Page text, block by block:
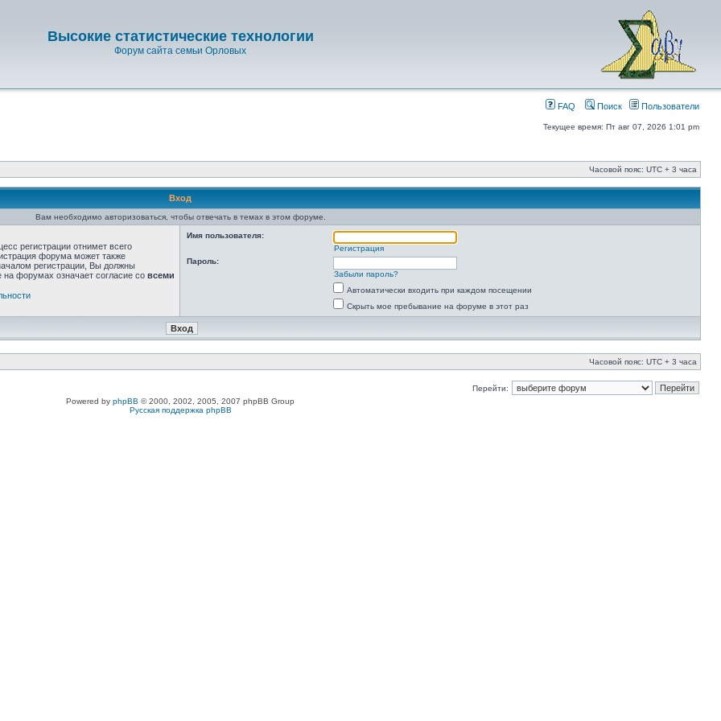
Высокие статистические технологии
Форум сайта семьи Орловых
FAQ Поиск Пользователи
Текущее время: Пт авг 07, 2026 1:01 pm
Часовой пояс: UTC + 3 часа
Вход
Вам необходимо авторизоваться, чтобы отвечать в темах в этом форуме.
регистрации отнимет всего
форума может также
регистрации, Вы должны
форумах означает согласие со всеми
Имя пользователя:
Регистрация
Пароль:
Забыли пароль?
Автоматически входить при каждом посещении
Скрыть мое пребывание на форуме в этот раз
Часовой пояс: UTC + 3 часа
Перейти:
Powered by phpBB © 2000, 2002, 2005, 2007 phpBB Group
Русская поддержка phpBB